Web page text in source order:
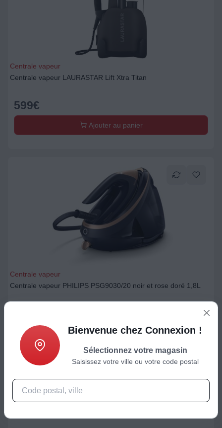
Centrale vapeur
Centrale vapeur LAURASTAR Lift Xtra Titan
599€
Ajouter au panier
Centrale vapeur
Centrale vapeur PHILIPS PSG9030/20 noir et rose doré 1,8L
Ajouter au panier
Bienvenue chez Connexion !
Sélectionnez votre magasin
Saisissez votre ville ou votre code postal